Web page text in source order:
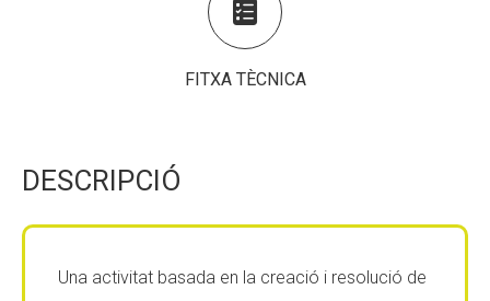

FITXA TÈCNICA
DESCRIPCIÓ
Una activitat basada en la creació i resolució de
Fes voluntariat
Fes un donatiu
Treballa amb nosaltres
Fes voluntariat
Fes un donatiu
Treballa amb nosaltres